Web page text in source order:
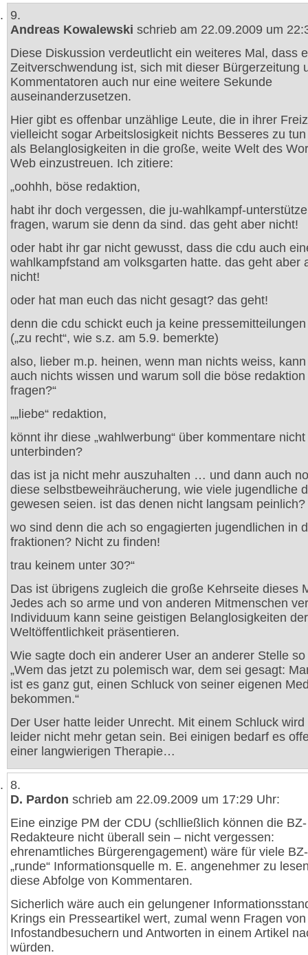
9.
Andreas Kowalewski schrieb am 22.09.2009 um
Diese Diskussion verdeutlicht ein weiteres Mal, dass
Zeitverschwendung ist, sich mit dieser Bürgerzeitung
Kommentatoren auch nur eine weitere Sekunde
auseinanderzusetzen.
Hier gibt es offenbar unzählige Leute, die in ihrer
vielleicht sogar Arbeitslosigkeit nichts Besseres zu
als Belanglosigkeiten in die große, weite Welt des
Web einzustreuen. Ich zitiere:
„oohhh, böse redaktion,
habt ihr doch vergessen, die ju-wahlkampf-
fragen, warum sie denn da sind. das geht aber nicht!
oder habt ihr gar nicht gewusst, dass die cdu auch
wahlkampfstand am volksgarten hatte. das geht aber
nicht!
oder hat man euch das nicht gesagt? das geht!
denn die cdu schickt euch ja keine
(„zu recht“, wie s.z. am 5.9. bemerkte)
also, lieber m.p. heinen, wenn man nichts weiss,
auch nichts wissen und warum soll die böse
fragen?“
„„liebe“ redaktion,
könnt ihr diese „wahlwerbung“ über kommentare nicht
unterbinden?
das ist ja nicht mehr auszuhalten … und dann auch
diese selbstbeweihräucherung, wie viele jugendliche
gewesen seien. ist das denen nicht langsam peinlich?
wo sind denn die ach so engagierten jugendlichen in
fraktionen? Nicht zu finden!
trau keinem unter 30?“
Das ist übrigens zugleich die große Kehrseite dieses
Jedes ach so arme und von anderen Mitmenschen
Individuum kann seine geistigen Belanglosigkeiten
Weltöffentlichkeit präsentieren.
Wie sagte doch ein anderer User an anderer Stelle
„Wem das jetzt zu polemisch war, dem sei gesagt:
ist es ganz gut, einen Schluck von seiner eigenen
bekommen.“
Der User hatte leider Unrecht. Mit einem Schluck wird
leider nicht mehr getan sein. Bei einigen bedarf es
einer langwierigen Therapie…
8.
D. Pardon schrieb am 22.09.2009 um 17:29 Uhr:
Eine einzige PM der CDU (schlließlich können die BZ-
Redakteure nicht überall sein – nicht vergessen:
ehrenamtliches Bürgerengagement) wäre für viele
„runde“ Informationsquelle m. E. angenehmer zu
diese Abfolge von Kommentaren.
Sicherlich wäre auch ein gelungener
Krings ein Presseartikel wert, zumal wenn Fragen von
Infostandbesuchern und Antworten in einem Artikel
würden.